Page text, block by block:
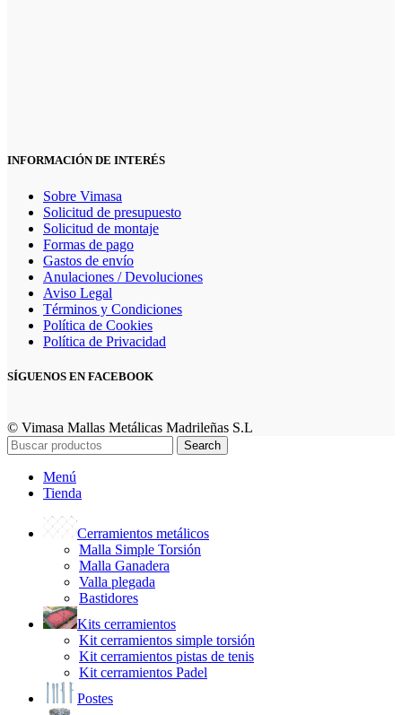
INFORMACIÓN DE INTERÉS
Sobre Vimasa
Solicitud de presupuesto
Solicitud de montaje
Formas de pago
Gastos de envío
Anulaciones / Devoluciones
Aviso Legal
Términos y Condiciones
Política de Cookies
Política de Privacidad
SÍGUENOS EN FACEBOOK
© Vimasa Mallas Metálicas Madrileñas S.L
Search
Menú
Tienda
Cerramientos metálicos
Malla Simple Torsión
Malla Ganadera
Valla plegada
Bastidores
Kits cerramientos
Kit cerramientos simple torsión
Kit cerramientos pistas de tenis
Kit cerramientos Padel
Postes